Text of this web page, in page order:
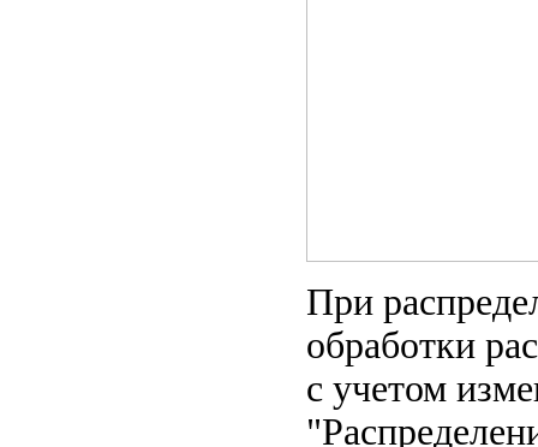
При
обработки
с учетом